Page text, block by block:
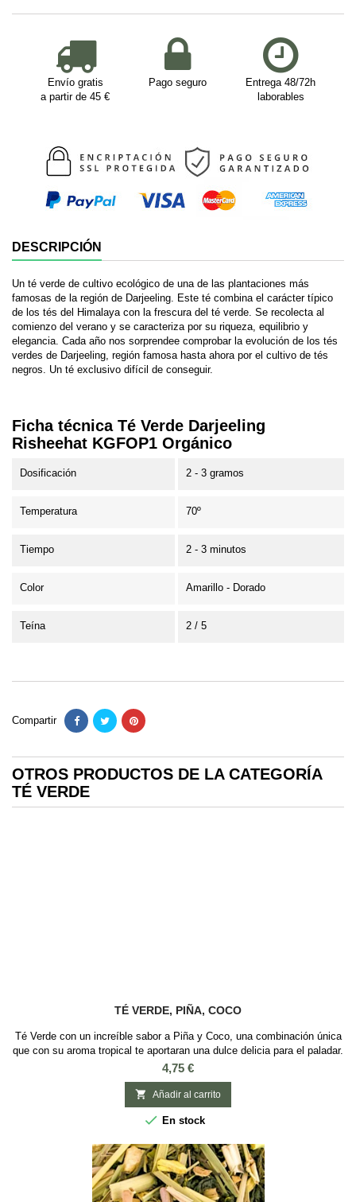
Envío gratis
a partir de 45 €
Pago seguro
Entrega 48/72h
laborables
DESCRIPCIÓN
Un té verde de cultivo ecológico de una de las plantaciones más
famosas de la región de Darjeeling. Este té combina el carácter típico
de los tés del Himalaya con la frescura del té verde. Se recolecta al
comienzo del verano y se caracteriza por su riqueza, equilibrio y
elegancia. Cada año nos sorprendee comprobar la evolución de los tés
verdes de Darjeeling, región famosa hasta ahora por el cultivo de tés
negros. Un té exclusivo difícil de conseguir.
Ficha técnica Té Verde Darjeeling
Risheehat KGFOP1 Orgánico
Dosificación 2 - 3 gramos
Temperatura 70º
Tiempo 2 - 3 minutos
Color Amarillo - Dorado
Teína 2 / 5
Compartir
OTROS PRODUCTOS DE LA CATEGORÍA
TÉ VERDE
TÉ VERDE, PIÑA, COCO
Té Verde con un increíble sabor a Piña y Coco, una combinación única
que con su aroma tropical te aportaran una dulce delicia para el paladar.
Ideal para tomar frio en verano Ingredientes: Té verde Sencha de
China, Coco tostado, trozos de piña y aroma
Precio
4,75 €
 Añadir al carrito
 En stock